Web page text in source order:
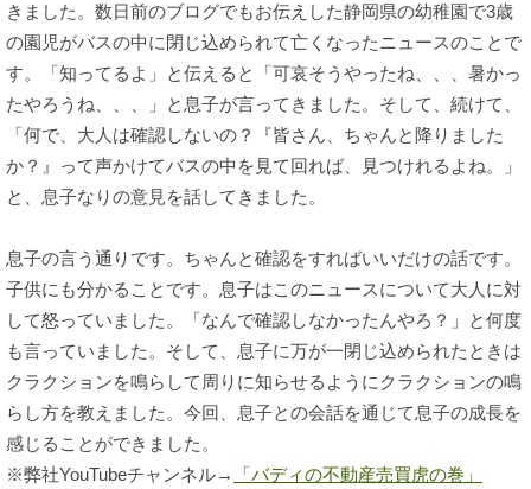
きました。数日前のブログでもお伝えした静岡県の幼稚園で3歳
の園児がバスの中に閉じ込められて亡くなったニュースのことで
す。「知ってるよ」と伝えると「可哀そうやったね、、、暑かっ
たやろうね、、、」と息子が言ってきました。そして、続けて、
「何で、大人は確認しないの？『皆さん、ちゃんと降りました
か？』って声かけてバスの中を見て回れば、見つけれるよね。」
と、息子なりの意見を話してきました。
息子の言う通りです。ちゃんと確認をすればいいだけの話です。
子供にも分かることです。息子はこのニュースについて大人に対
して怒っていました。「なんで確認しなかったんやろ？」と何度
も言っていました。そして、息子に万が一閉じ込められたときは
クラクションを鳴らして周りに知らせるようにクラクションの鳴
らし方を教えました。今回、息子との会話を通じて息子の成長を
感じることができました。
※弊社YouTubeチャンネル→
「バディの不動産売買虎の巻」